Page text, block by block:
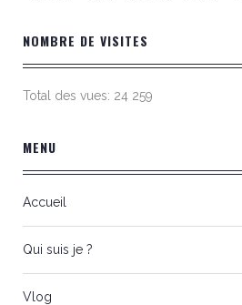
NOMBRE DE VISITES
Total des vues: 24 259
MENU
Accueil
Qui suis je ?
Vlog